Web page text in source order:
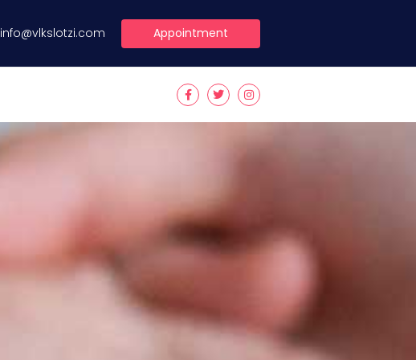
info@vlkslotzi.com Appointment